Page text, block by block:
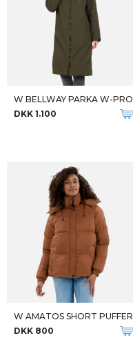
W BELLWAY PARKA W-PRO
DKK 1.100
DKK 800